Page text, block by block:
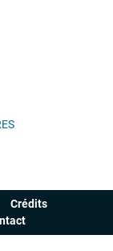
Crédits